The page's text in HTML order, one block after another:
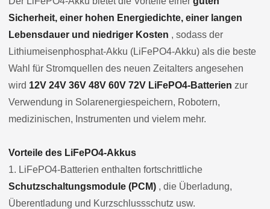
Sicherheit, einer hohen Energiedichte, einer langen
Lebensdauer und niedriger Kosten , sodass der
Lithiumeisenphosphat-Akku (LiFePO4-Akku) als die beste
Wahl für Stromquellen des neuen Zeitalters angesehen
wird 12V 24V 36V 48V 60V 72V LiFePO4-Batterien zur
Verwendung in Solarenergiespeichern, Robotern,
medizinischen, Instrumenten und vielem mehr.
Vorteile des LiFePO4-Akkus
1. LiFePO4-Batterien enthalten fortschrittliche
Schutzschaltungsmodule (PCM) , die Überladung,
Überentladung und Kurzschlussschutz usw.